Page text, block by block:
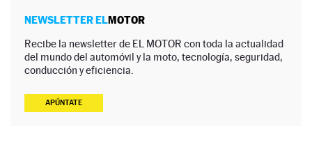
NEWSLETTER ELMOTOR
Recibe la newsletter de EL MOTOR con toda la actualidad
del mundo del automóvil y la moto, tecnología, seguridad,
conducción y eficiencia.
APÚNTATE